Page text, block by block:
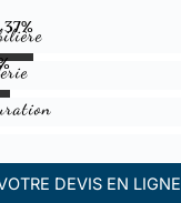
DEVIS EN LIGNE